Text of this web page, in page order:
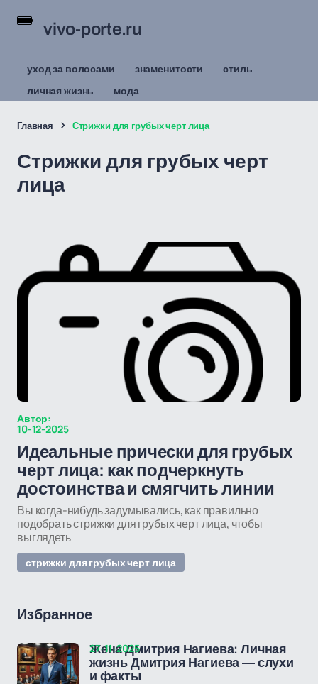
vivo-porte.ru
уход за волосами знаменитости
стиль
личная жизнь
мода
Главная Стрижки для грубых черт лица
Стрижки для грубых черт
лица
Автор:
10-12-2025
Идеальные прически для грубых
черт лица: как подчеркнуть
достоинства и смягчить линии
Вы когда-нибудь задумывались, как правильно
подобрать стрижки для грубых черт лица, чтобы
выглядеть
стрижки для грубых черт лица
Избранное
Жена Дмитрия Нагиева: Личная
жизнь Дмитрия Нагиева — слухи
и факты
27-11-2025